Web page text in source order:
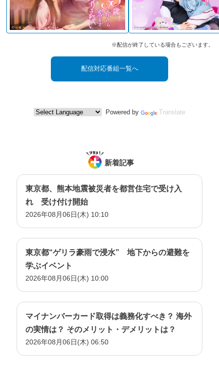
※配信が終了している場合もございます。
配信対応番組一覧へ
Powered by Translate
新着記事
東京都、熊本地震被災者を都営住宅で受け入
れ 受け付け開始
2026年08月06日(木) 10:10
東京都“ゲリラ豪雨で浸水” 地下からの避難を
学ぶイベント
2026年08月06日(木) 10:00
マイナンバーカード取得は義務化すべき？ 海外
の実情は？ そのメリット・デメリットは？
2026年08月06日(木) 06:50